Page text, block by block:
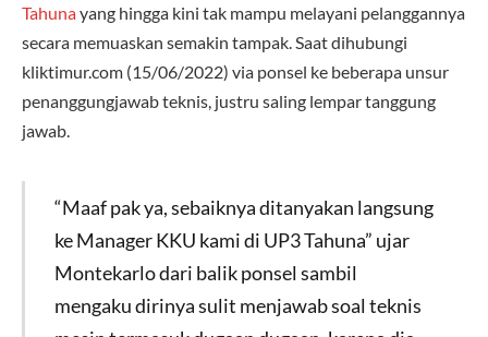
Tahunayang hingga kini tak mampu melayani pelanggannya
secara memuaskan semakin tampak. Saat dihubungi
kliktimur.com (15/06/2022) via ponsel ke beberapa unsur
penanggungjawab teknis, justru saling lempar tanggung
jawab.
“Maaf pak ya, sebaiknya ditanyakan langsung
ke Manager KKU kami di UP3 Tahuna” ujar
Montekarlo dari balik ponsel sambil
mengaku dirinya sulit menjawab soal teknis